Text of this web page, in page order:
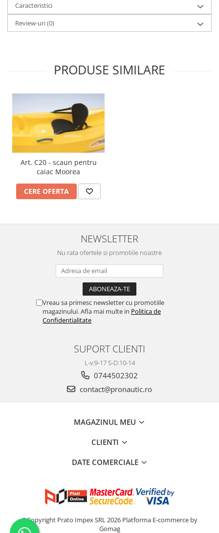
Caracteristici
Review-uri(0)
PRODUSE SIMILARE
Art. C20 - scaun pentru
caiac Moorea
CERE OFERTA
NEWSLETTER
Nu rata ofertele si promotiile noastre
Vreau sa primesc newsletter cu promotiile
magazinului. Afla mai multe in Politica de
Confidentialitate
SUPORT CLIENTI
L-v:9-17 S-D:10-14
0744502302
contact@pronautic.ro
MAGAZINUL MEU
CLIENTI
DATE COMERCIALE
©Copyright Prato Impex SRL 2026 Platforma E-commerce by
Gomag